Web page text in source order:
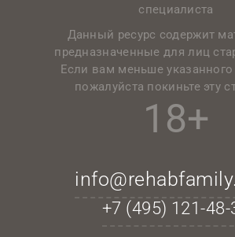
специалиста
Данный ресурс содержит
предназначенные для лиц
Если вам меньше указанного
пожалуйста покиньте эту
18+
+7 (495) 121-48-